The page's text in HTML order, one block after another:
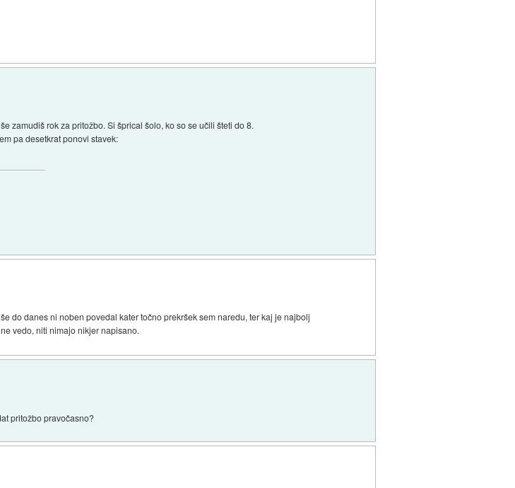
zamudiš rok za pritožbo. Si šprical šolo, ko so se učili šteti do 8.
pa desetkrat ponovi stavek:
do danes ni noben povedal kater točno prekršek sem naredu, ter kaj je najbolj
vedo, niti nimajo nikjer napisano.
pritožbo pravočasno?